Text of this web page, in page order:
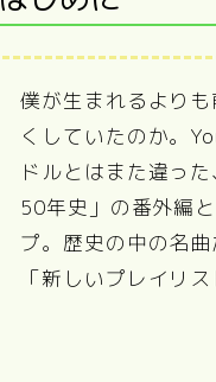
僕が生まれるより
くしていたのか。
ドルとはまた違っ
50年史」の番外編
プ。歴史の中の名
「新しいプレイリ